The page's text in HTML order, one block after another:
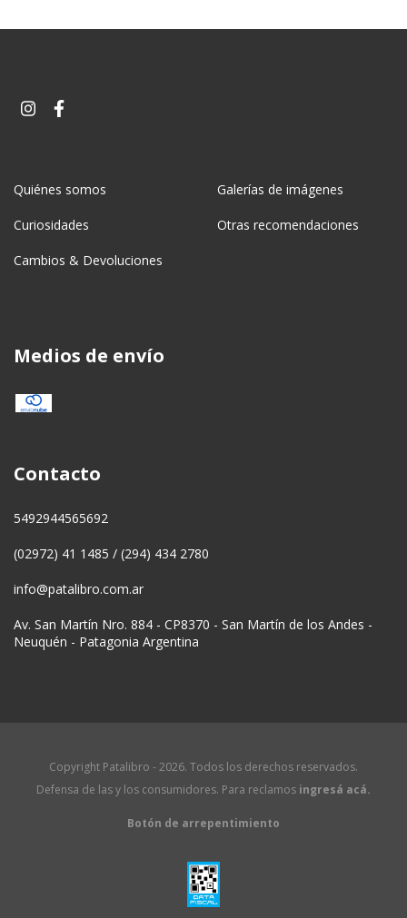
Quiénes somos Galerías de imágenes
Curiosidades Otras recomendaciones
Cambios & Devoluciones
Medios de envío
Contacto
5492944565692
(02972) 41 1485 / (294) 434 2780
info@patalibro.com.ar
Av. San Martín Nro. 884 - CP8370 - San Martín de los Andes -
Neuquén - Patagonia Argentina
Copyright Patalibro - 2026. Todos los derechos reservados.
Defensa de las y los consumidores. Para reclamos ingresá acá.
Botón de arrepentimiento